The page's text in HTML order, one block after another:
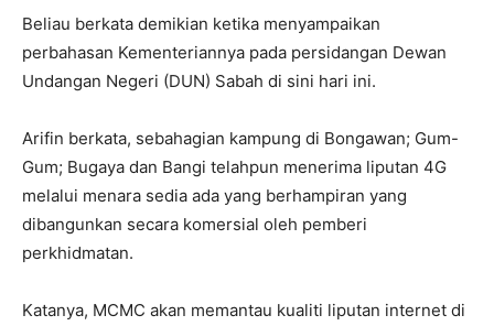
Beliau berkata demikian ketika menyampaikan
perbahasan Kementeriannya pada persidangan Dewan
Undangan Negeri (DUN) Sabah di sini hari ini.
Arifin berkata, sebahagian kampung di Bongawan; Gum-
Gum; Bugaya dan Bangi telahpun menerima liputan 4G
melalui menara sedia ada yang berhampiran yang
dibangunkan secara komersial oleh pemberi
perkhidmatan.
Katanya, MCMC akan memantau kualiti liputan internet di